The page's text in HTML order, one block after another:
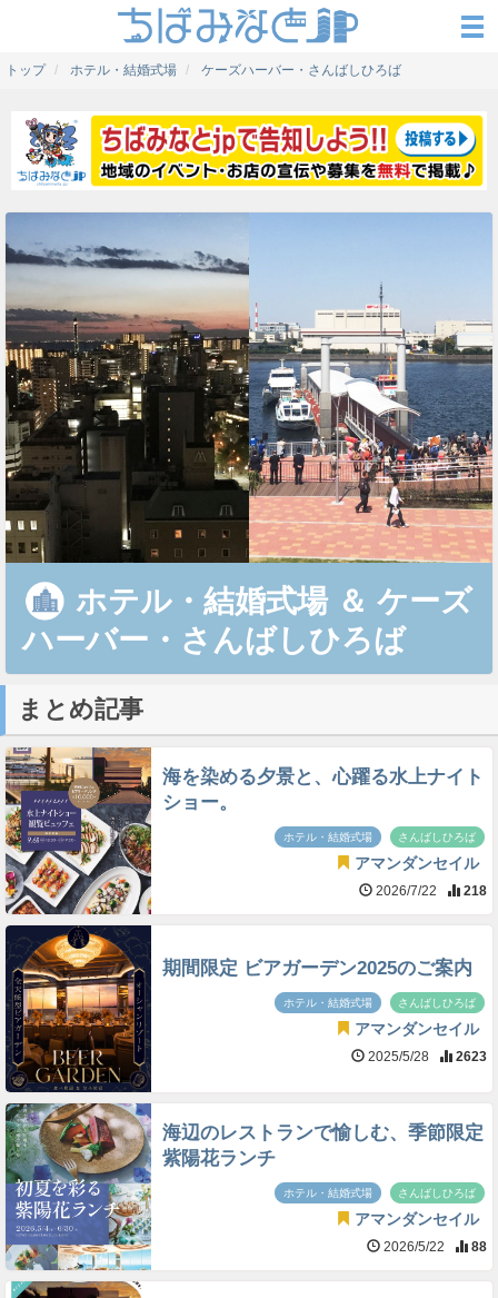
トップ ホテル・結婚式場 ケーズハーバー・さんばしひろば
ホテル・結婚式場 ＆ ケーズ
ハーバー・さんばしひろば
まとめ記事
海を染める夕景と、心躍る水上ナイト
ショー。
ホテル・結婚式場 さんばしひろば
アマンダンセイル
2026/7/22 218
期間限定 ビアガーデン2025のご案内
ホテル・結婚式場 さんばしひろば
アマンダンセイル
2025/5/28 2623
海辺のレストランで愉しむ、季節限定
紫陽花ランチ
ホテル・結婚式場 さんばしひろば
アマンダンセイル
2026/5/22 88